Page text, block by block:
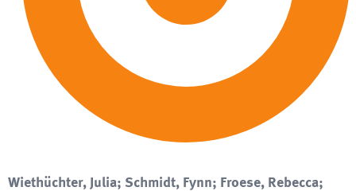
Wiethüchter, Julia; Schmidt, Fynn; Froese, Rebecca;